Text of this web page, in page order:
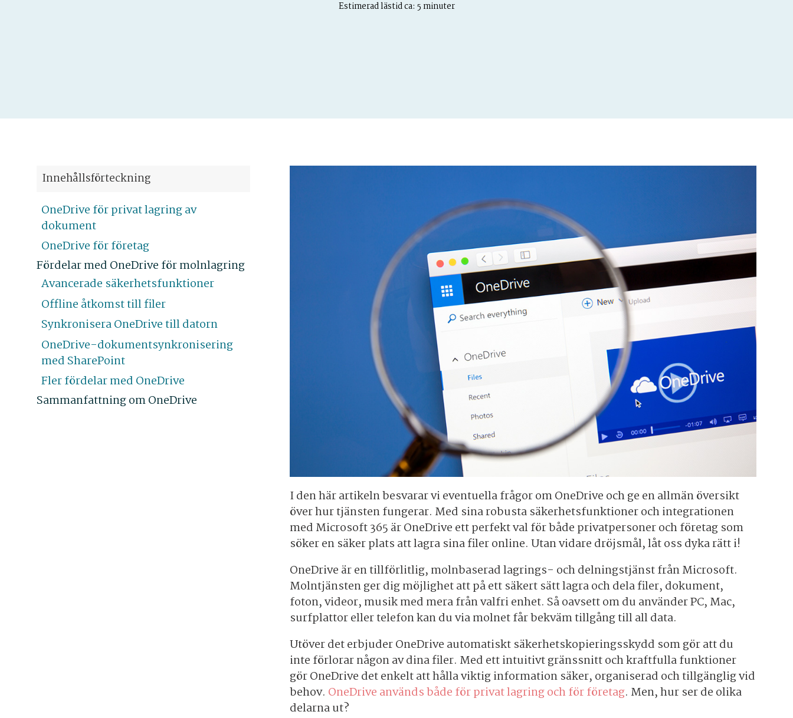
Estimerad lästid ca: 5 minuter
Innehållsförteckning
OneDrive för privat lagring av
dokument
OneDrive för företag
Fördelar med OneDrive för molnlagring
Avancerade säkerhetsfunktioner
Offline åtkomst till filer
Synkronisera OneDrive till datorn
OneDrive-dokumentsynkronisering
med SharePoint
Fler fördelar med OneDrive
Sammanfattning om OneDrive
I den här artikeln besvarar vi eventuella frågor om OneDrive och ge en allmän översikt
över hur tjänsten fungerar. Med sina robusta säkerhetsfunktioner och integrationen
med Microsoft 365 är OneDrive ett perfekt val för både privatpersoner och företag som
söker en säker plats att lagra sina filer online. Utan vidare dröjsmål, låt oss dyka rätt i!
OneDrive är en tillförlitlig, molnbaserad lagrings- och delningstjänst från Microsoft.
Molntjänsten ger dig möjlighet att på ett säkert sätt lagra och dela filer, dokument,
foton, videor, musik med mera från valfri enhet. Så oavsett om du använder PC, Mac,
surfplattor eller telefon kan du via molnet får bekväm tillgång till all data.
Utöver det erbjuder OneDrive automatiskt säkerhetskopieringsskydd som gör att du
inte förlorar någon av dina filer. Med ett intuitivt gränssnitt och kraftfulla funktioner
gör OneDrive det enkelt att hålla viktig information säker, organiserad och tillgänglig vid
behov. OneDrive används både för privat lagring och för företag. Men, hur ser de olika
delarna ut?